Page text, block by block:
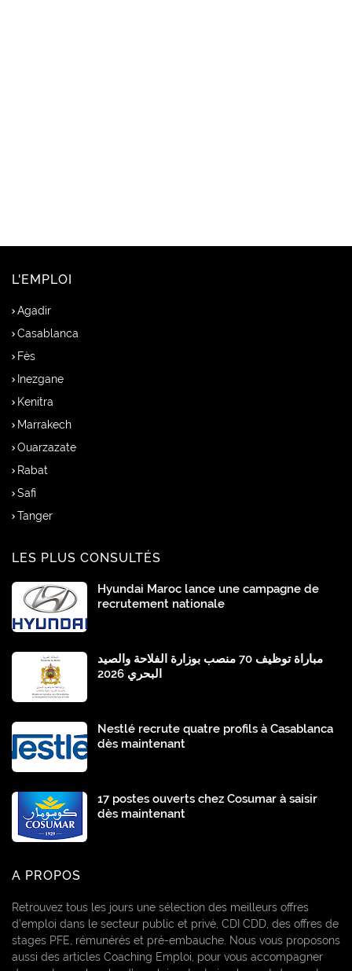
L'EMPLOI
Agadir
Casablanca
Fès
Inezgane
Kenitra
Marrakech
Ouarzazate
Rabat
Safi
Tanger
LES PLUS CONSULTÉS
Hyundai Maroc lance une campagne de
recrutement nationale
مباراة توظيف 70 منصب بوزارة الفلاحة والصيد
البحري 2026
Nestlé recrute quatre profils à Casablanca
dès maintenant
17 postes ouverts chez Cosumar à saisir
dès maintenant
A PROPOS
Retrouvez tous les jours une sélection des meilleurs offres
d’emploi dans le secteur public et privé, CDI CDD, des offres de
stages PFE, rémunérés et pré-embauche. Nous vous proposons
aussi des articles Coaching Emploi, pour vous accompagner